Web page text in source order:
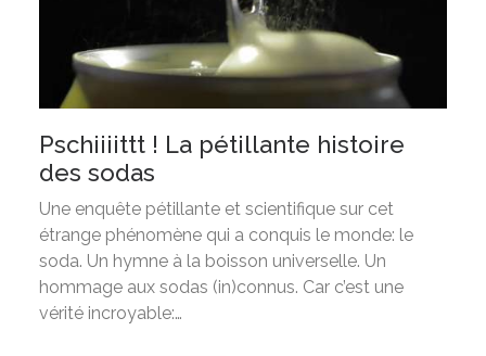
Pschiiiittt ! La pétillante histoire
des sodas
Une enquête pétillante et scientifique sur cet
étrange phénomène qui a conquis le monde: le
soda. Un hymne à la boisson universelle. Un
hommage aux sodas (in)connus. Car c’est une
vérité incroyable:…